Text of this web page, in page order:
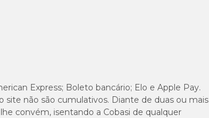
Express; Boleto bancário; Elo e Apple Pay.
site não são cumulativos. Diante de duas ou mais
convém, isentando a Cobasi de qualquer